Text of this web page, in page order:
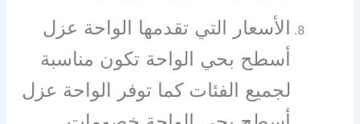
الأسعار التي تقدمها الواحة عزل
أسطح بحي الواحة تكون مناسبة
لجميع الفئات كما توفر الواحة عزل